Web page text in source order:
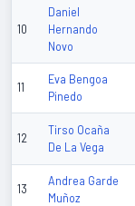
10
Daniel
Hernando
Novo
11
Eva Bengoa
Pinedo
12
Tirso Ocaña
De La Vega
13
Andrea Garde
Muñoz